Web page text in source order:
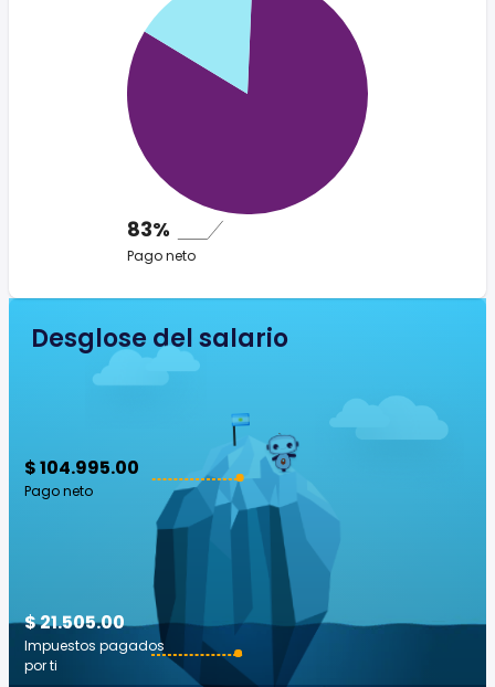
83%
Pago neto
Desglose del salario
$ 104.995.00
Pago neto
$ 21.505.00
Impuestos pagados
por ti